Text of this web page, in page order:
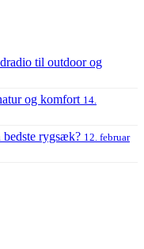
til outdoor og
og komfort 14.
rygsæk? 12. februar